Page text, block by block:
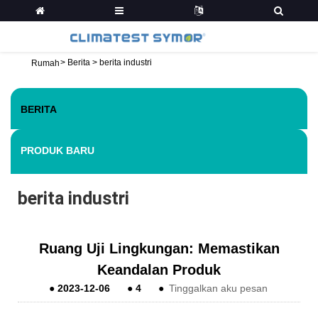
Rumah> Berita > berita industri
BERITA
PRODUK BARU
berita industri
Ruang Uji Lingkungan: Memastikan
Keandalan Produk
● 2023-12-06 ● 4 ● Tinggalkan aku pesan